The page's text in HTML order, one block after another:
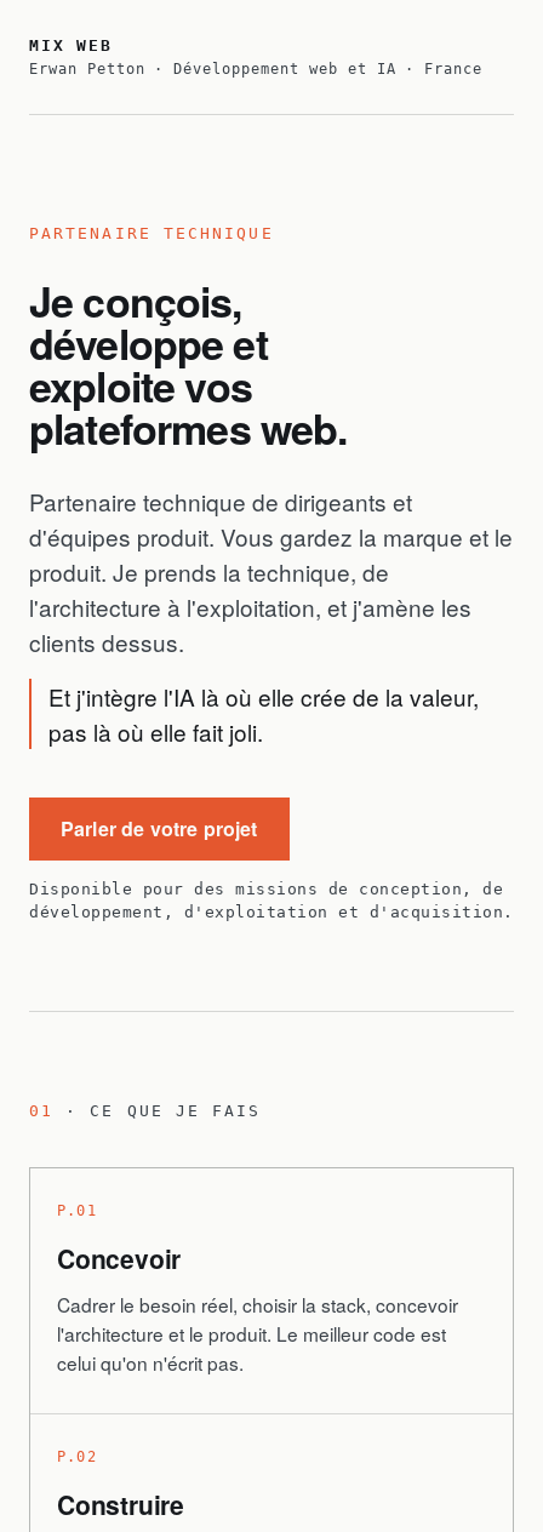
MIX WEB
Erwan Petton · Développement web et IA · France
PARTENAIRE TECHNIQUE
Je conçois,
développe et
exploite vos
plateformes web.
Partenaire technique de dirigeants et
d'équipes produit. Vous gardez la marque et le
produit. Je prends la technique, de
l'architecture à l'exploitation, et j'amène les
clients dessus.
Et j'intègre l'IA là où elle crée de la valeur,
pas là où elle fait joli.
Parler de votre projet
Disponible pour des missions de conception, de
développement, d'exploitation et d'acquisition.
01 · CE QUE JE FAIS
P.01
Concevoir
Cadrer le besoin réel, choisir la stack, concevoir
l'architecture et le produit. Le meilleur code est
celui qu'on n'écrit pas.
P.02
Construire